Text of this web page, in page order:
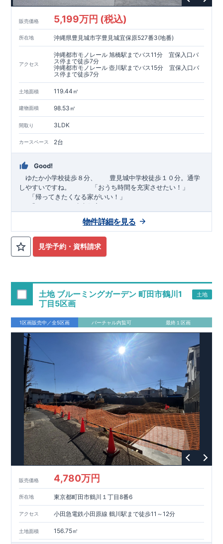
販売価格 5,199万円 (税込)
所在地 沖縄県豊見城市字豊見城宜保原527番3(地番)
アクセス
沖縄都市モノレール 旭橋駅までバス11分 宜保入口バ
ス停まで徒歩7分
沖縄都市モノレール 壺川駅までバス15分 宜保入口バ
ス停まで徒歩7分
土地面積 119.44㎡
建物面積 98.53㎡
間取り 3LDK
カースペース 2台
Good!
ゆたか小学校徒歩８分、 豊見城中学校徒歩１０分。通学
しやすいですね。
「おうち時間を充実させたい！」
「帰ってきたくなる家がいい！」
「おしゃれなら建売住宅もありかも！」
TEL:098-860-2201（火・水曜日定休日、年末年始休み）
■オプションではありません！全棟標準搭載
ム・ガス衣類乾燥機・食洗器・宅配ボックス・玄関電子キー・
成材にヒノキを使用しております！
■長期優良住宅もっと詳しく
「いい家を作って、きちんと手
7つの厳しい技術基準をクリアした物件だけが認定を受けられる
長期優良住宅。
長期優良住宅として認定を受けるためには、国が定めた下記7つ
の技術基準をクリアする必要があります。東栄住宅は全棟でク
リア！①耐震性②劣化対策③維持管理性④住戸面積⑤省エネル
ギー性⑥居住環境⑦維持保全管理
そのほかの魅力として、住宅ローン金利優遇、固定資産税の減
税、中古市場での売却時にも有利です。
住宅性能評価ダブル
取得
「設計」と「建設」のダブルで性
能を評価されています！図面を第三者機関へ提出します。外部
評価委員が建設中に3回、竣工時に1回の現場検査が行われま
す。構造の安定、劣化の軽減、維持管理への配慮、温熱環境・
エネルギー消費量（断熱等性能）の必須4分野、空気環境で、最
高等級取得！ ■ 耐震等級3 もっと詳しく 東栄住宅の建物
は、国が定めた耐震最高等級3を取得。建築基準法に定められ
た、｢数百年に一度発生する地震に対して、倒壊、崩壊しない｣
という基準から、さらに1.5倍の耐震力を達成しています。
風等級2 災害時の損傷の受けにくさを評価されています。建築
1.2倍の暴風に対しても損傷を生じないことで耐風最高等級
取得しています。 ■自社一貫体制もっと詳しく 東栄住宅は土
地の仕入れ、設計、施工、販売、メンテナンスまで、すべての
プロセスに携わっています。 ■ アフターサポート
快適に暮らすことができる住宅の品質を長期にわたり
維持するには、定期的な点検を実施することが重要です。
60年間の保証制度がございます。もちろん、定期点検以外でも
当社こだわりの空間アイディアをショート動画で
ご紹介しています。ここをクリック
見学予約・資料請求
物件詳細を見る
土地 ブルーミングガーデン 町田市鶴川1
丁目5区画
土地
1区画販売中／全5区画 バーチャル内覧可 最終１区画
販売価格 4,780万円
所在地 東京都町田市鶴川１丁目8番6
アクセス 小田急電鉄小田原線 鶴川駅まで徒歩11～12分
土地面積 156.75㎡